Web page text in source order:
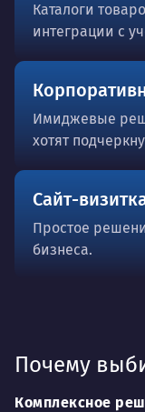
Каталоги
интеграции с
Имиджевые
хотят
Сайт-
Простое
бизнеса.
Почему
Комплексное